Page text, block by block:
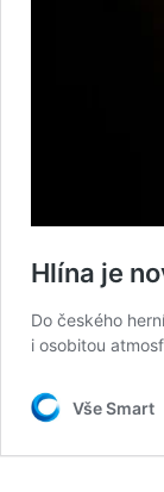
Hlína je
Do českého
i osobitou
Vše Smart